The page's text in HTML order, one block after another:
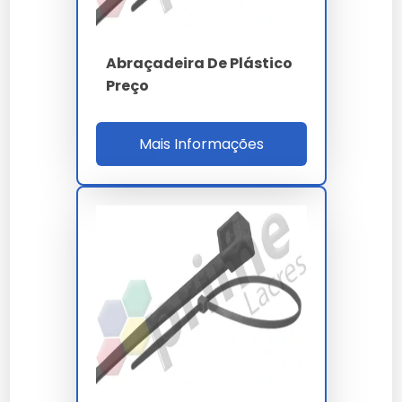
armazenamento e uso conforme a ficha técnica
oficial fornecida por nossa empresa.
Lembramos que o uso deabraçadeira plástica para
em desacordo com as normas técnicas
pode comprometer a segurança. Consulte sempre
abraçadeira plástica para eletroduto
investir na continuidade da sua operação com alto
padrão de qualidade.
Nossa equipe técnica está à disposição para sanar
dúvidas sobre a melhor forma de implementar o
abraçadeira plástica para eletroduto no seu fluxo de
A versatilidade de abraçadeira plástica para
eletroduto
permite aplicação em diversos setores,
mantendo a integridade esperada por nossos clientes.
abraçadeira plástica para eletroduto
Abraçadeira De Plástico
Preço
Mais Informações